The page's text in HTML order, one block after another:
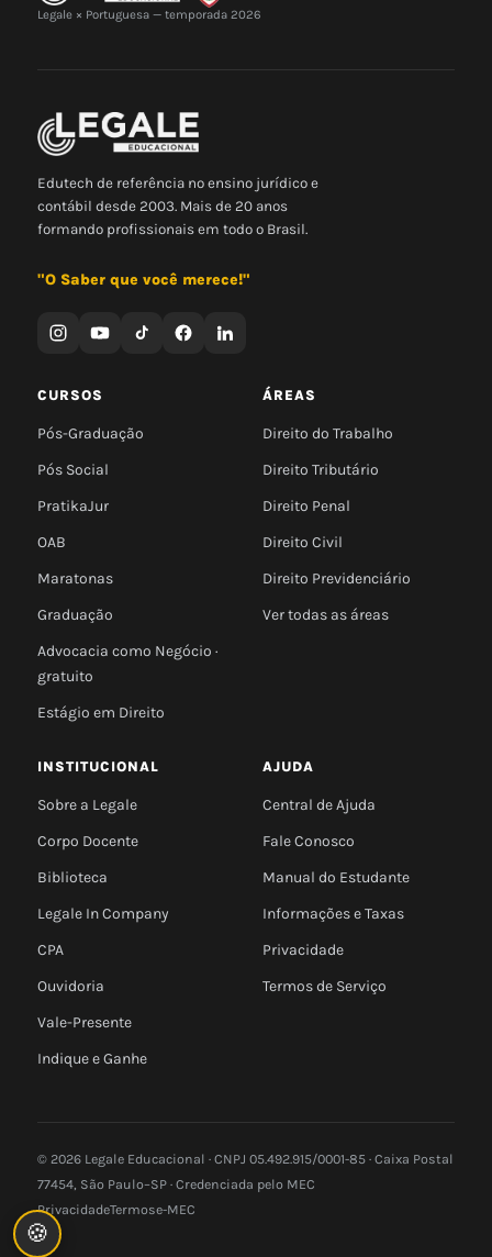
Legale × Portuguesa — temporada 2026
Edutech de referência no ensino jurídico e
contábil desde 2003. Mais de 20 anos
formando profissionais em todo o Brasil.
"O Saber que você merece!"
CURSOS
Pós-Graduação
Pós Social
PratikaJur
OAB
Maratonas
Graduação
Advocacia como Negócio ·
gratuito
Estágio em Direito
ÁREAS
Direito do Trabalho
Direito Tributário
Direito Penal
Direito Civil
Direito Previdenciário
Ver todas as áreas
INSTITUCIONAL
Sobre a Legale
Corpo Docente
Biblioteca
Legale In Company
CPA
Ouvidoria
Vale-Presente
Indique e Ganhe
AJUDA
Central de Ajuda
Fale Conosco
Manual do Estudante
Informações e Taxas
Privacidade
Termos de Serviço
© 2026 Legale Educacional · CNPJ 05.492.915/0001-85 · Caixa Postal
77454, São Paulo–SP · Credenciada pelo MEC
PrivacidadeTermose-MEC
🍪